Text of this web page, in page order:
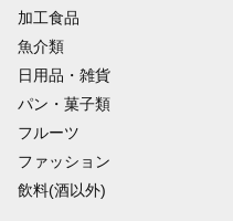
加工食品
魚介類
日用品・雑貨
パン・菓子類
フルーツ
ファッション
飲料(酒以外)